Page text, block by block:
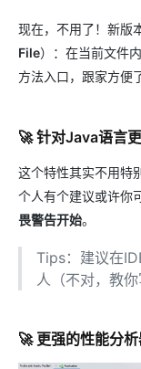
现在，不用了！新版
File）：在当前文件
方法入口，跟家方便
🚀 针对Java语言
这个特性其实不用特
个人有个建议或许你
畏警告开始。
Tips：建议在
人（不对，教你
🚀 更强的性能分